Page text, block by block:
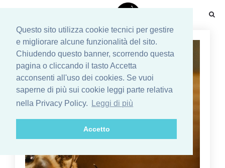
Questo sito utilizza cookie tecnici per gestire
e migliorare alcune funzionalità del sito.
Chiudendo questo banner, scorrendo questa
pagina o cliccando il tasto Accetta
acconsenti all'uso dei cookies. Se vuoi
saperne di più sui cookie leggi parte relativa
nella Privacy Policy.
Leggi di più
Accetto